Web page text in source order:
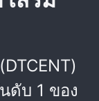
ดับ 1 ของ